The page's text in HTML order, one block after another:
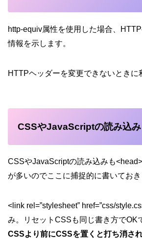
http-equiv属性を使用した場合、
情報を示します。
HTTPヘッダーを変更できないときに
CSSやJavaScriptの読み込み
CSSやJavaScriptの読み込みも
が多いのでここに捕捉的に書いておき
<link rel=”stylesheet” href=”css/
み。リセットCSSも同じ書き方でOK
CSSより前にCSSを置くと打ち消さ